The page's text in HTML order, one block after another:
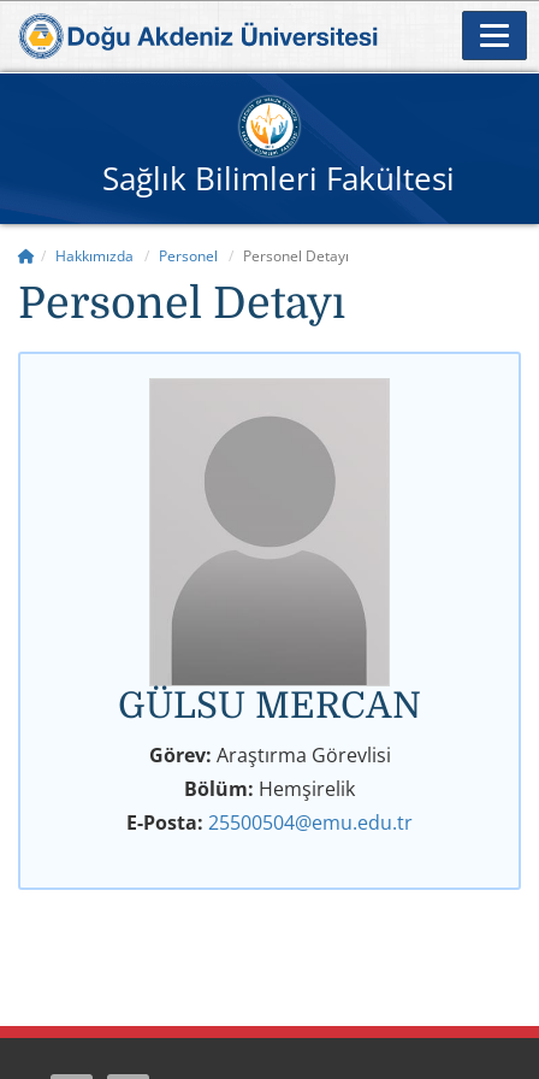
Sağlık Bilimleri Fakültesi
Hakkımızda Personel Personel Detayı
Personel Detayı
GÜLSU MERCAN
Görev: Araştırma Görevlisi
Bölüm: Hemşirelik
E-Posta: 25500504@emu.edu.tr